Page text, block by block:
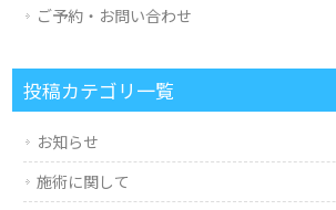
ご予約・お問い合わせ
投稿カテゴリ一覧
お知らせ
施術に関して